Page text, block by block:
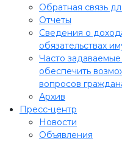
Обратная связь
Отчеты
Сведения о
обязательствах
Часто
обеспечить
вопросов
Архив
Пресс-центр
Новости
Объявления